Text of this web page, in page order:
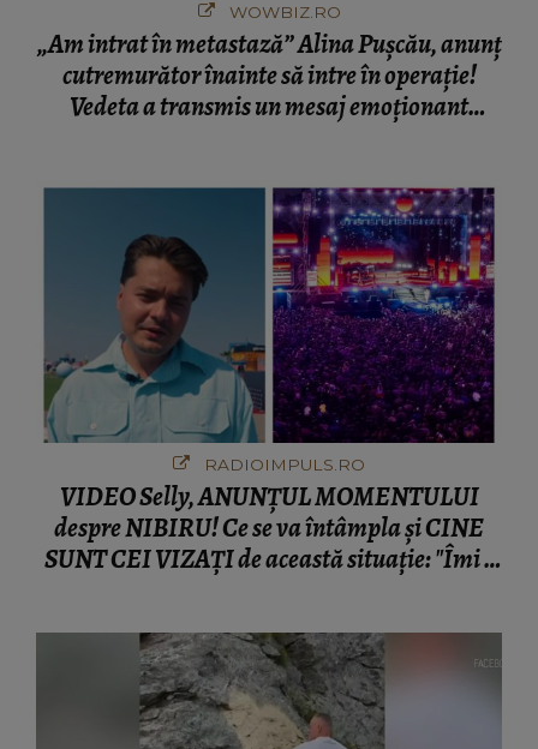
WOWBIZ.RO
„Am intrat în metastază” Alina Pușcău, anunț
cutremurător înainte să intre în operație!
Vedeta a transmis un mesaj emoționant
RADIOIMPULS.RO
VIDEO Selly, ANUNȚUL MOMENTULUI
despre NIBIRU! Ce se va întâmpla și CINE
SUNT CEI VIZAȚI de această situație: "Îmi e